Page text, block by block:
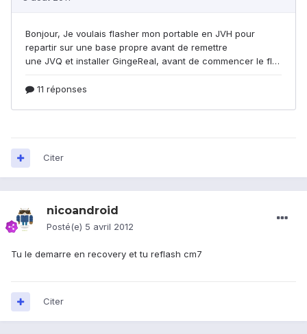
Citer
nicoandroid
Posté(e) 5 avril 2012
Tu le demarre en recovery et tu reflash cm7
Citer